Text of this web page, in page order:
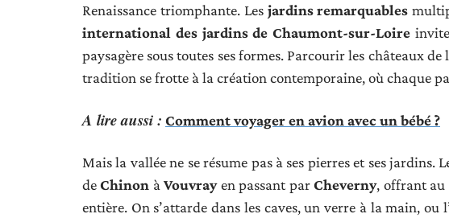
Renaissance triomphante. Les jardins remarquables
international des jardins de Chaumont-sur-Loire
paysagère sous toutes ses formes. Parcourir les châteaux de
tradition se frotte à la création contemporaine, où chaque
A lire aussi : Comment voyager en avion avec un bébé ?
Mais la vallée ne se résume pas à ses pierres et ses jardins.
deChinon àVouvrayen passant parCheverny, offrant au
entière. On s’attarde dans les caves, un verre à la main,